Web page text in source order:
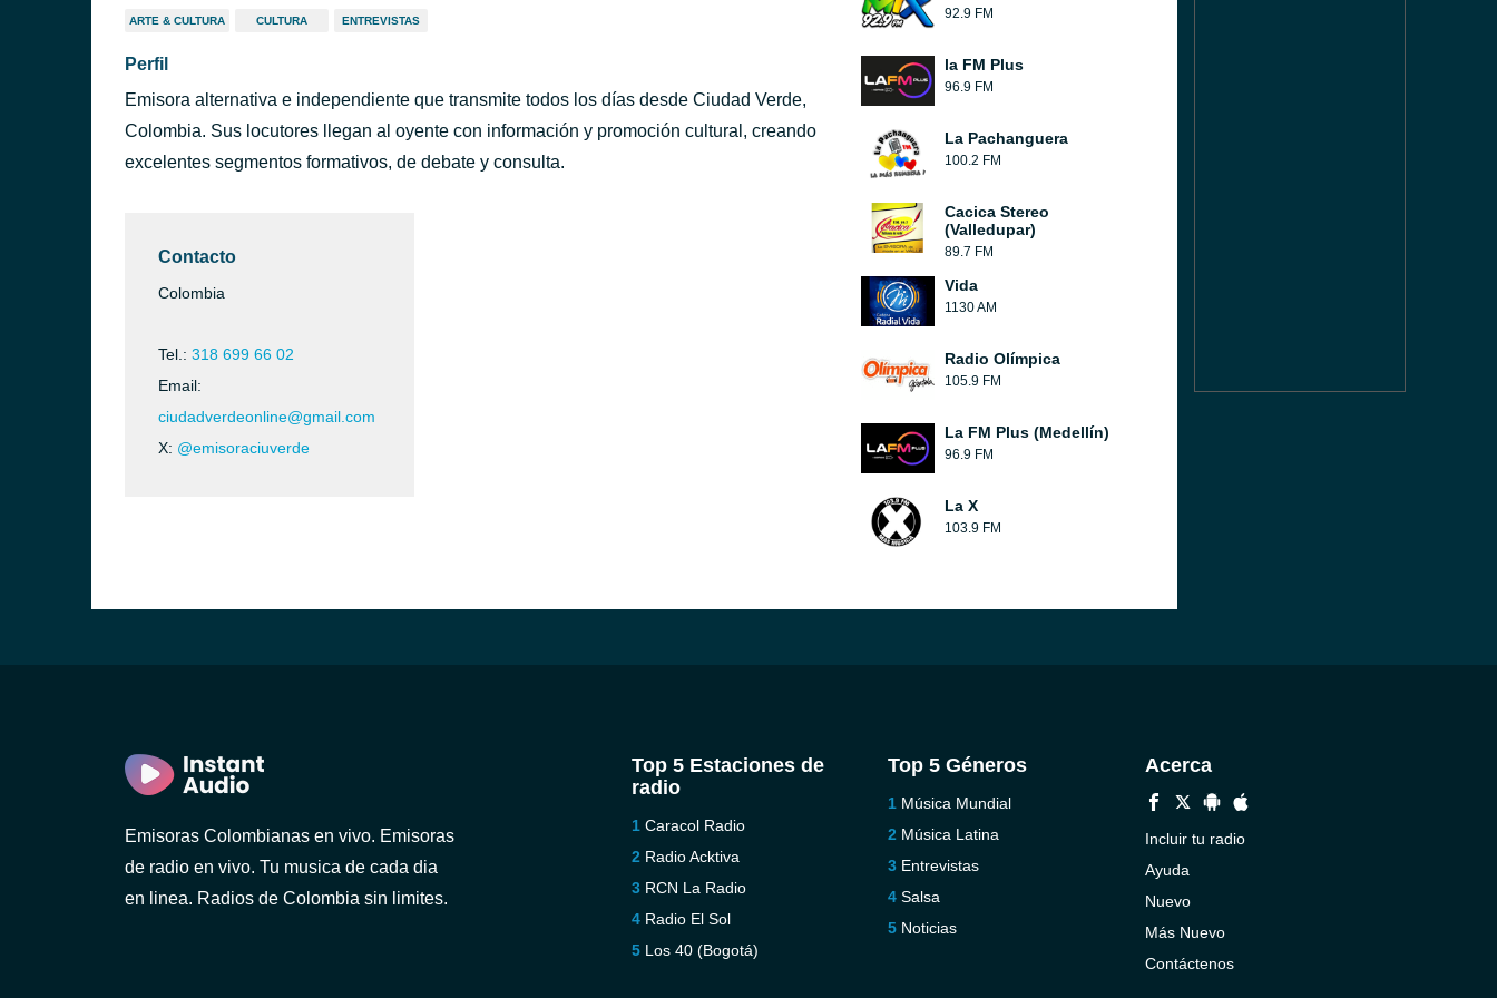
ARTE & CULTURA CULTURA ENTREVISTAS
Perfil
Emisora alternativa e independiente que transmite todos los días desde Ciudad Verde,
Colombia. Sus locutores llegan al oyente con información y promoción cultural, creando
excelentes segmentos formativos, de debate y consulta.
Contacto
Colombia
Tel.: 318 699 66 02
Email:
ciudadverdeonline@gmail.com
X: @emisoraciuverde
92.9 FM
la FM Plus
96.9 FM
La Pachanguera
100.2 FM
Cacica Stereo
(Valledupar)
89.7 FM
Vida
1130 AM
Radio Olímpica
105.9 FM
La FM Plus (Medellín)
96.9 FM
La X
103.9 FM
Emisoras Colombianas en vivo. Emisoras
de radio en vivo. Tu musica de cada dia
en linea. Radios de Colombia sin limites.
Top 5 Estaciones de
radio
Caracol Radio
Radio Acktiva
RCN La Radio
Radio El Sol
Los 40 (Bogotá)
Top 5 Géneros
Música Mundial
Música Latina
Entrevistas
Salsa
Noticias
Acerca
Incluir tu radio
Ayuda
Nuevo
Más Nuevo
Contáctenos